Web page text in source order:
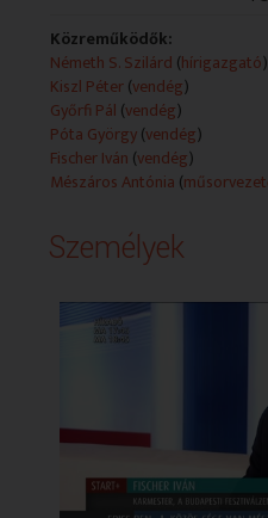
A Start Plusz vendégei
Mentőszolgálat szóvivője és
Gyermekorvosok
- Hozzászóljon-e egy
kérdéseihez?
A Start Plusz vendége
Közreműködők:
Németh S. Szilárd (hírigazgató)
Kiszl Péter(vendég)
Győrfi Pál (vendég)
Póta György(vendég)
Fischer Iván (vendég)
Mészáros Antónia (
Személyek